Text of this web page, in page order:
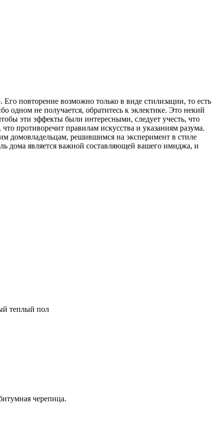
повторение возможно только в виде стилизации, то есть
одном не получается, обратитесь к эклектике. Это некий
эти эффекты были интересными, следует учесть, что
противоречит правилам искусства и указаниям разума.
домовладельцам, решившимся на эксперимент в стиле
дома является важной составляющей вашего имиджа, и
теплый пол
черепица.